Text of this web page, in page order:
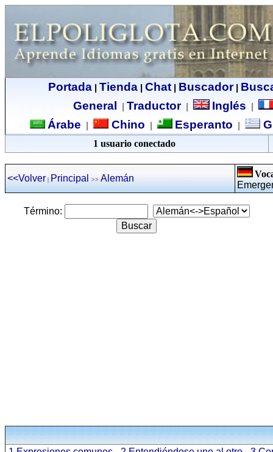
Portada| Tienda| Chat| Buscador|
General
Traductor| Inglés
Árabe Chino Esperanto
1 usuario conectado
<<Volver | Principal >> Alemán
Término: